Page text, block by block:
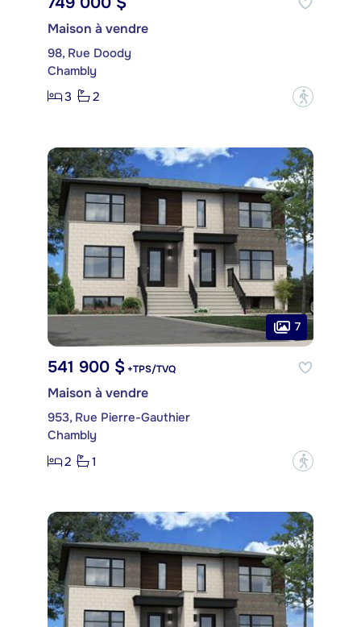
Maison à vendre
98, Rue Doody
Chambly
3
2 ?
7
541 900 $ +TPS/TVQ
Maison à vendre
953, Rue Pierre-Gauthier
Chambly
2
1 ?